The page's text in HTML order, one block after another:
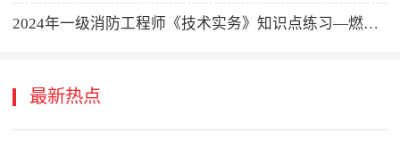
2024年一级消防工程师《技术实务》知识点练习—燃烧基础知识
最新热点